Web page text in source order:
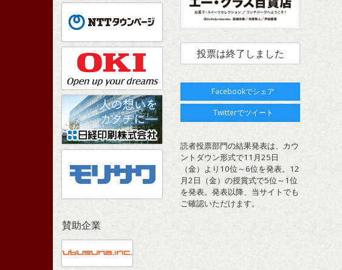
投票は終了しました
Facebookでシェア
Twitterでツイート
読者投票部門の結果発表は、カウ
ントダウン形式で11月25日
（金）より10位～6位を発表。12
月2日（金）の授賞式で5位～1位
を発表。発表以降、当サイトでも
ご確認いただけます。
賛助企業